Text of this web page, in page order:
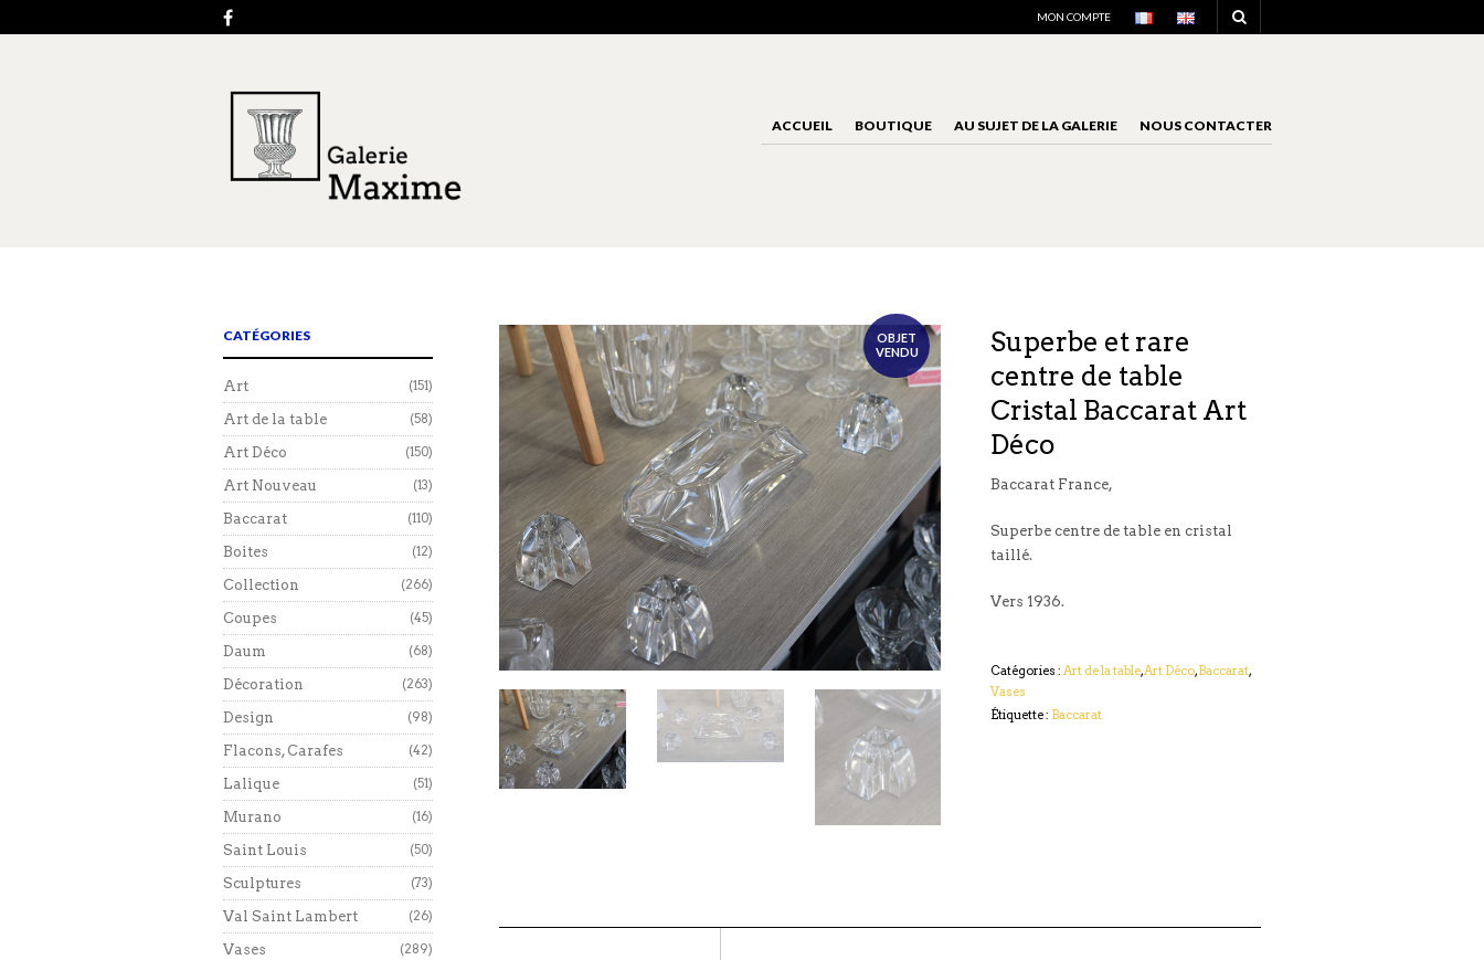
MON COMPTE
ACCUEIL BOUTIQUE AU SUJET DE LA GALERIE NOUS CONTACTER
OBJET
VENDU
Superbe et rare
centre de table
Cristal Baccarat Art
Déco
Baccarat France,
Superbe centre de table en cristal
taillé.
Vers 1936.
Catégories : Art de la table,Art Déco,Baccarat,
Vases
Étiquette : Baccarat
CATÉGORIES
Art (151)
Art de la table (58)
Art Déco (150)
Art Nouveau (13)
Baccarat (110)
Boites (12)
Collection (266)
Coupes (45)
Daum (68)
Décoration (263)
Design (98)
Flacons, Carafes (42)
Lalique (51)
Murano (16)
Saint Louis (50)
Sculptures (73)
Val Saint Lambert (26)
Vases (289)